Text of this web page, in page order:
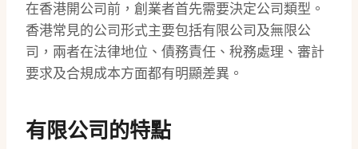
在香港開公司前，創業者首先需要決定公司類型。
香港常見的公司形式主要包括有限公司及無限公
司，兩者在法律地位、債務責任、稅務處理、審計
要求及合規成本方面都有明顯差異。
有限公司的特點